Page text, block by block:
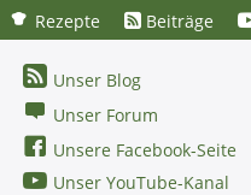
Rezepte Beiträge
Unser Blog
Unser Forum
Unsere Facebook-Seite
Unser YouTube-Kanal